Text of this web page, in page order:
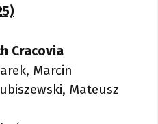
Cracovia
Marcin
Mateusz